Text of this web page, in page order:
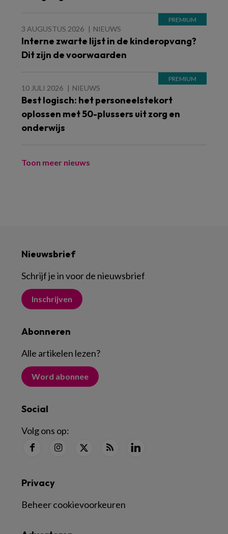
3 AUGUSTUS 2026 NIEUWS
Interne zwarte lijst in de kinderopvang?
Dit zijn de voorwaarden
10 JULI 2026 NIEUWS
Best logisch: het personeelstekort
oplossen met 50-plussers uit zorg en
onderwijs
Toon meer nieuws
Nieuwsbrief
Schrijf je in voor de nieuwsbrief
Inschrijven
Abonneren
Alle artikelen lezen?
Word abonnee
Social
Volg ons op:
Privacy
Beheer cookievoorkeuren